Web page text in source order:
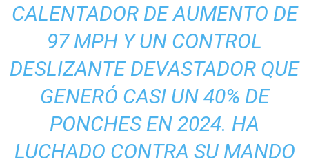
CALENTADOR DE AUMENTO DE
97 MPH Y UN CONTROL
DESLIZANTE DEVASTADOR QUE
GENERÓ CASI UN 40% DE
PONCHES EN 2024. HA
LUCHADO CONTRA SU MANDO